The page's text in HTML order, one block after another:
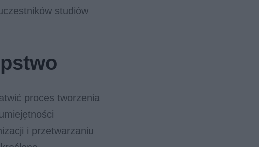
studiów
proces tworzenia
i przetwarzaniu